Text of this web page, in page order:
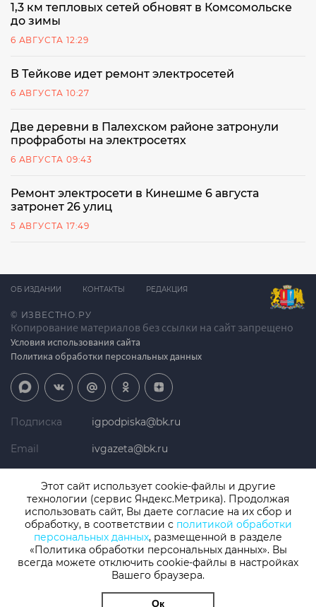
1,3 км тепловых сетей обновят в Комсомольске
до зимы
6 АВГУСТА 12:29
В Тейкове идет ремонт электросетей
6 АВГУСТА 10:27
Две деревни в Палехском районе затронули
профработы на электросетях
6 АВГУСТА 09:43
Ремонт электросети в Кинешме 6 августа
затронет 26 улиц
5 АВГУСТА 17:49
© ИЗВЕСТНО.РУ
Копирование материалов без ссылки на сайт запрещено
Условия использования сайта
Политика обработки персональных данных
ОБ ИЗДАНИИ КОНТАКТЫ РЕДАКЦИЯ
Подписка igpodpiska@bk.ru
Email ivgazeta@bk.ru
Телефон +7 (4932) 41-94-81
СМИ: Izvestno.ru. Реестровая запись 08.11.2019 серия ЭЛ № ФС 77 -
77192, зарегистрировано Роскомнадзором
Учредитель: БУ «Ивановские газеты». Главный редактор:
Этот сайт использует cookie-файлы и другие
технологии (сервис Яндекс.Метрика). Продолжая
использовать сайт, Вы даете согласие на их сбор и
обработку, в соответствии с политикой обработки
персональных данных, размещенной в разделе
«Политика обработки персональных данных». Вы
всегда можете отключить cookie-файлы в настройках
Вашего браузера.
Ок